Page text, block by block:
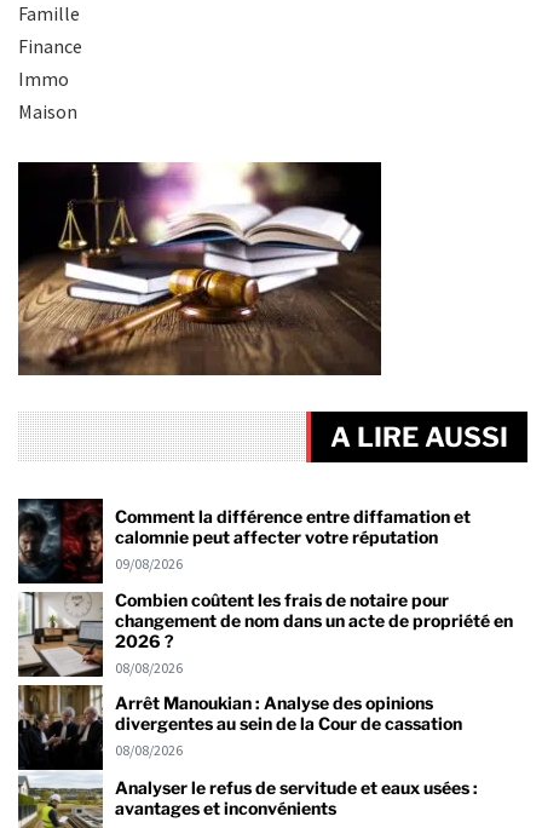
Famille
Finance
Immo
Maison
A LIRE AUSSI
Comment la différence entre diffamation et
calomnie peut affecter votre réputation
09/08/2026
Combien coûtent les frais de notaire pour
changement de nom dans un acte de propriété en
2026 ?
08/08/2026
Arrêt Manoukian : Analyse des opinions
divergentes au sein de la Cour de cassation
08/08/2026
Analyser le refus de servitude et eaux usées :
avantages et inconvénients